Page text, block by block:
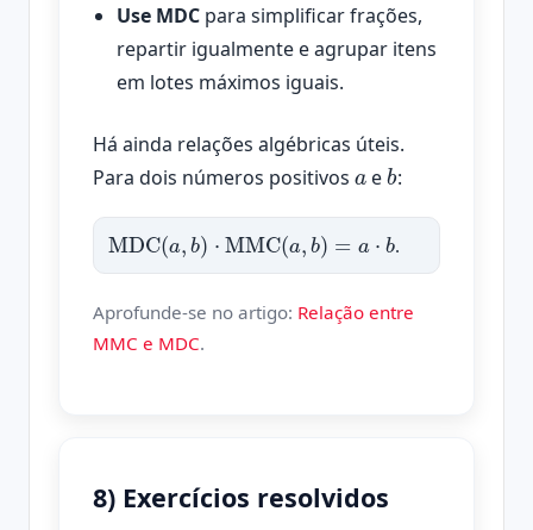
Use MDC para simplificar frações,
repartir igualmente e agrupar itens
em lotes máximos iguais.
Há ainda relações algébricas úteis.
Para dois números positivos
a
e
b
:
MDC(a b) MMC(a, =
.
Aprofunde-se no artigo: Relação entre
MMC e MDC.
8) Exercícios resolvidos